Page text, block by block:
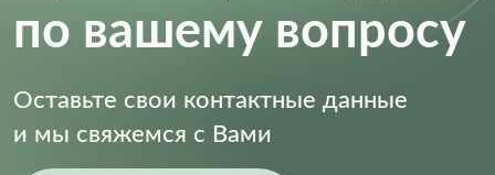
по вашему вопросу
Оставьте свои контактные данные
и мы свяжемся с Вами